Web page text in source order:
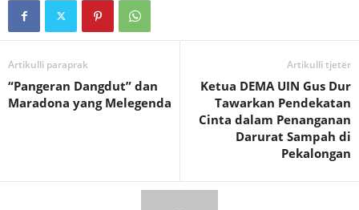
Artikulli paraprak
“Pangeran Dangdut” dan
Maradona yang Melegenda
Artikulli tjetër
Ketua DEMA UIN Gus Dur
Tawarkan Pendekatan
Cinta dalam Penanganan
Darurat Sampah di
Pekalongan